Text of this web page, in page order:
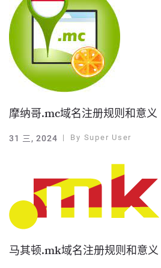
摩纳哥.mc域名注册规则和意义
31 三, 2024 By Super User
马其顿.mk域名注册规则和意义